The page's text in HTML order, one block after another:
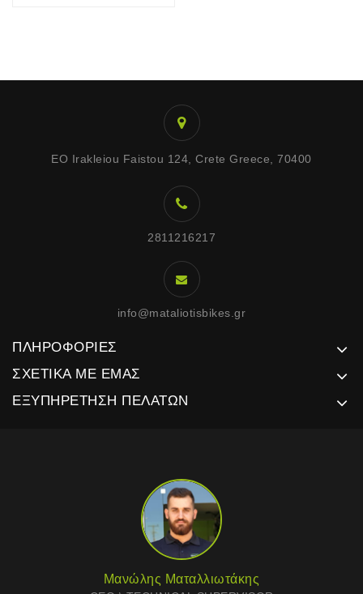
EO Irakleiou Faistou 124, Crete Greece, 70400
2811216217
info@mataliotisbikes.gr
ΠΛΗΡΟΦΟΡΊΕΣ
ΣΧΕΤΙΚΆ ΜΕ ΕΜΆΣ
ΕΞΥΠΗΡΈΤΗΣΗ ΠΕΛΑΤΏΝ
Μανώλης Ματαλλιωτάκης